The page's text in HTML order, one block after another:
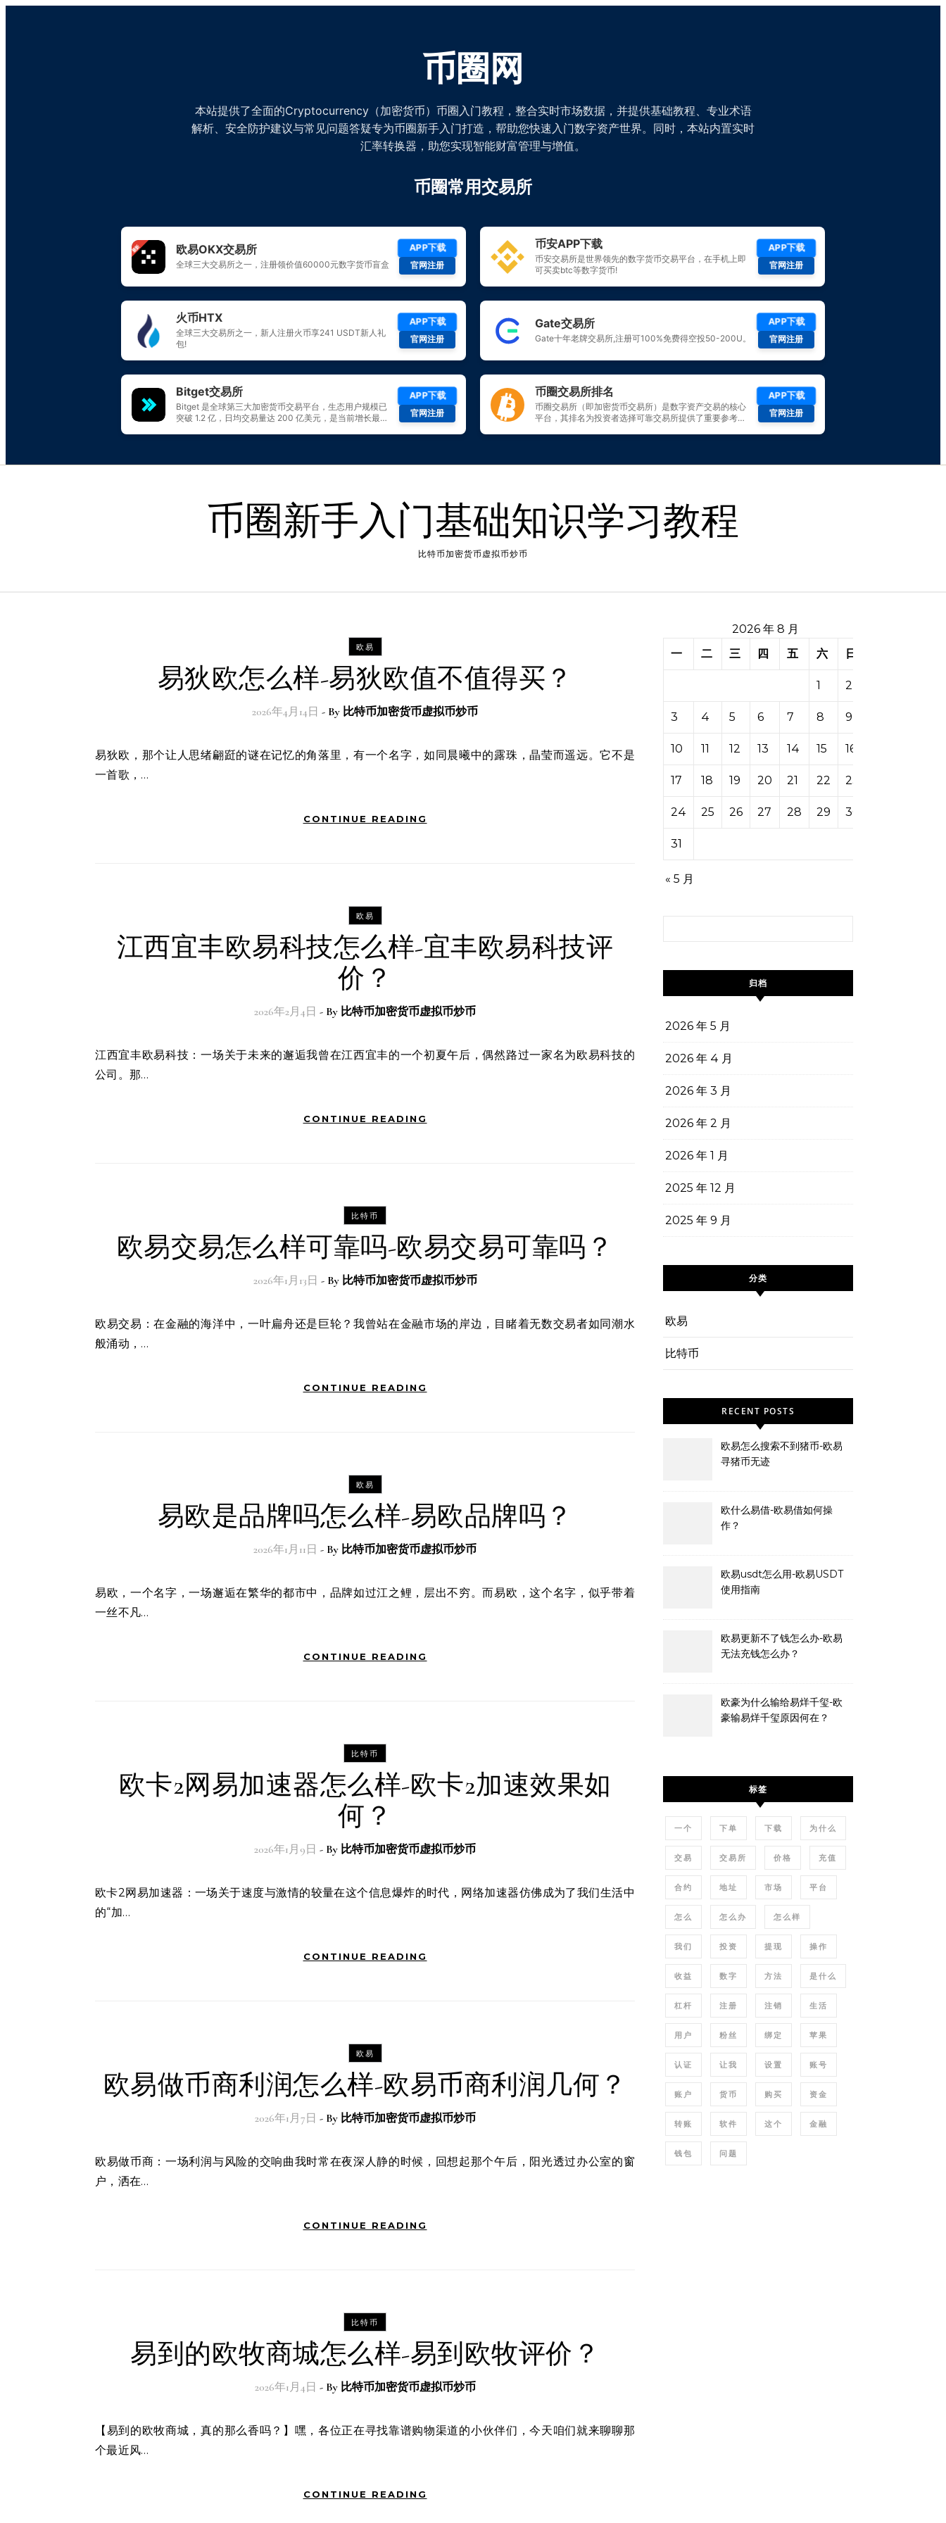
币圈新手入门基础知识学习教程
比特币加密货币虚拟币炒币
欧易
易狄欧怎么样-易狄欧值不值得买？
2026年4月14日 - By 比特币加密货币虚拟币炒币
易狄欧，那个让人思绪翩跹的谜在记忆的角落里，有一个名字，如同晨曦中的露珠，晶莹而遥远。它不是
一首歌，…
CONTINUE READING
欧易
江西宜丰欧易科技怎么样-宜丰欧易科技评
价？
2026年2月4日 - By 比特币加密货币虚拟币炒币
江西宜丰欧易科技：一场关于未来的邂逅我曾在江西宜丰的一个初夏午后，偶然路过一家名为欧易科技的
公司。那…
CONTINUE READING
比特币
欧易交易怎么样可靠吗-欧易交易可靠吗？
2026年1月13日 - By 比特币加密货币虚拟币炒币
欧易交易：在金融的海洋中，一叶扁舟还是巨轮？我曾站在金融市场的岸边，目睹着无数交易者如同潮水
般涌动，…
CONTINUE READING
欧易
易欧是品牌吗怎么样-易欧品牌吗？
2026年1月11日 - By 比特币加密货币虚拟币炒币
易欧，一个名字，一场邂逅在繁华的都市中，品牌如过江之鲤，层出不穷。而易欧，这个名字，似乎带着
一丝不凡…
CONTINUE READING
比特币
欧卡2网易加速器怎么样-欧卡2加速效果如
何？
2026年1月9日 - By 比特币加密货币虚拟币炒币
欧卡2网易加速器：一场关于速度与激情的较量在这个信息爆炸的时代，网络加速器仿佛成为了我们生活中
的“加…
CONTINUE READING
欧易
欧易做币商利润怎么样-欧易币商利润几何？
2026年1月7日 - By 比特币加密货币虚拟币炒币
欧易做币商：一场利润与风险的交响曲我时常在夜深人静的时候，回想起那个午后，阳光透过办公室的窗
户，洒在…
CONTINUE READING
比特币
易到的欧牧商城怎么样-易到欧牧评价？
2026年1月4日 - By 比特币加密货币虚拟币炒币
【易到的欧牧商城，真的那么香吗？】嘿，各位正在寻找靠谱购物渠道的小伙伴们，今天咱们就来聊聊那
个最近风…
CONTINUE READING
2026 年 8 月
一
二 三 四 五 六 日
1 2
3 4 5 6 7 8 9
10 11 12 13 14 15 16
17 18 19 20 21 22 23
24 25 26 27 28 29 30
31
« 5 月
归档
2026 年 5 月
2026 年 4 月
2026 年 3 月
2026 年 2 月
2026 年 1 月
2025 年 12 月
2025 年 9 月
分类
欧易
比特币
RECENT POSTS
欧易怎么搜索不到猪币-欧易
寻猪币无迹
欧什么易借-欧易借如何操
作？
欧易usdt怎么用-欧易USDT
使用指南
欧易更新不了钱怎么办-欧易
无法充钱怎么办？
欧豪为什么输给易烊千玺-欧
豪输易烊千玺原因何在？
标签
一个 下单 下载 为什么
交易 交易所 价格 充值
合约 地址 市场 平台
怎么 怎么办 怎么样
我们 投资 提现 操作
收益 数字 方法 是什么
杠杆 注册 注销 生活
用户 粉丝 绑定 苹果
认证 让我 设置 账号
账户 货币 购买 资金
转账 软件 这个 金融
钱包 问题